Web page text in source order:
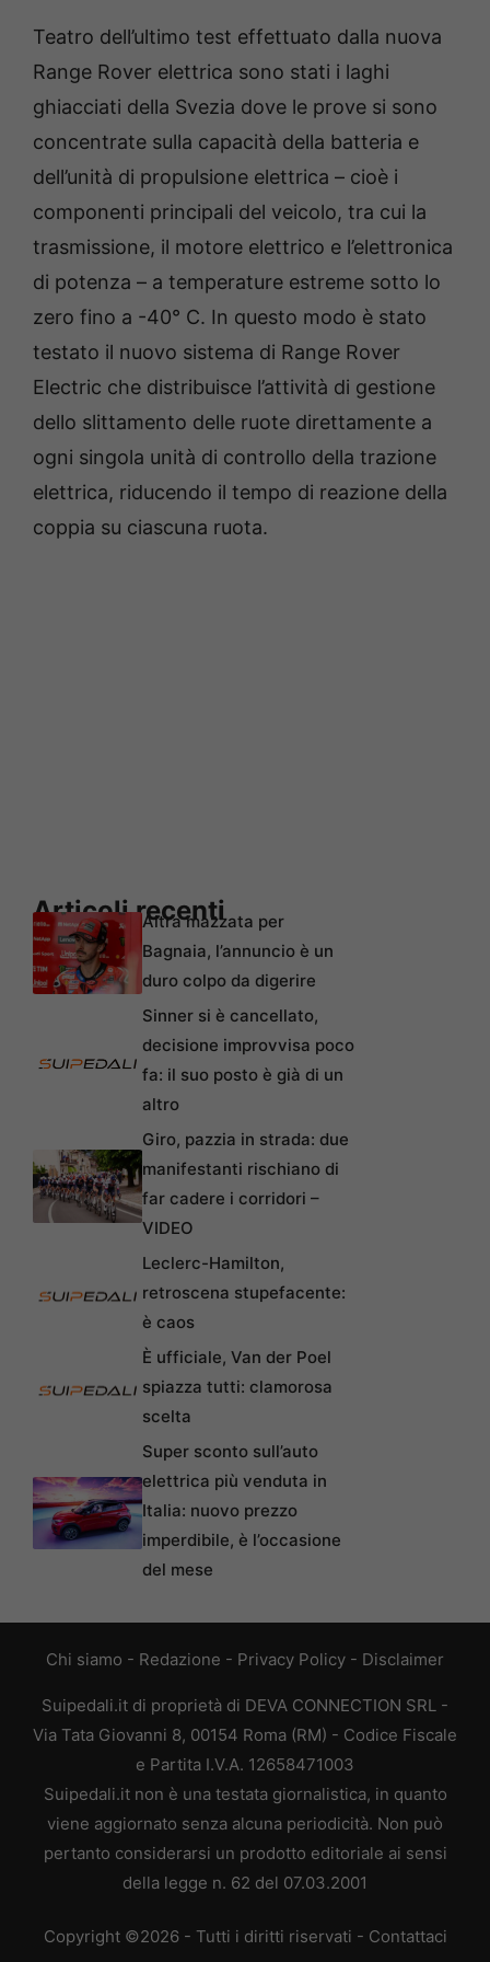
Teatro dell’ultimo test effettuato dalla nuova
Range Rover elettrica sono stati i laghi
ghiacciati della Svezia dove le prove si sono
concentrate sulla capacità della batteria e
dell’unità di propulsione elettrica – cioè i
componenti principali del veicolo, tra cui la
trasmissione, il motore elettrico e l’elettronica
di potenza – a temperature estreme sotto lo
zero fino a -40° C. In questo modo è stato
testato il nuovo sistema di Range Rover
Electric che distribuisce l’attività di gestione
dello slittamento delle ruote direttamente a
ogni singola unità di controllo della trazione
elettrica, riducendo il tempo di reazione della
coppia su ciascuna ruota.
Articoli recenti
Altra mazzata per
Bagnaia, l’annuncio è un
duro colpo da digerire
Sinner si è cancellato,
decisione improvvisa poco
fa: il suo posto è già di un
altro
Giro, pazzia in strada: due
manifestanti rischiano di
far cadere i corridori –
VIDEO
Leclerc-Hamilton,
retroscena stupefacente:
è caos
È ufficiale, Van der Poel
spiazza tutti: clamorosa
scelta
Super sconto sull’auto
elettrica più venduta in
Italia: nuovo prezzo
imperdibile, è l’occasione
del mese
Chi siamo - Redazione - Privacy Policy - Disclaimer
Suipedali.it di proprietà di DEVA CONNECTION SRL -
Via Tata Giovanni 8, 00154 Roma (RM) - Codice Fiscale
e Partita I.V.A. 12658471003
Suipedali.it non è una testata giornalistica, in quanto
viene aggiornato senza alcuna periodicità. Non può
pertanto considerarsi un prodotto editoriale ai sensi
della legge n. 62 del 07.03.2001
Copyright ©2026 - Tutti i diritti riservati - Contattaci